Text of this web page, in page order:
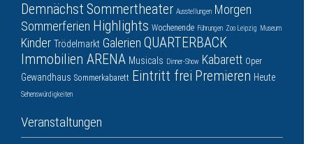
Demnächst Sommertheater Ausstellungen Morgen
Sommerferien Highlights Wochenende Führungen Zoo Leipzig Museum
Kinder Trödelmarkt Galerien QUARTERBACK
Immobilien ARENA Musicals Dinner-Show Kabarett Oper
Gewandhaus Sommerkabarett Eintritt frei Premieren Heute
Sehenswürdigkeiten
Veranstaltungen